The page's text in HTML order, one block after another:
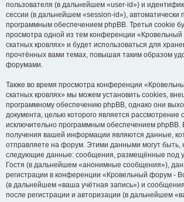
пользователя (в дальнейшем «user-id») и
сессии (в дальнейшем «session-id»), автоматически
программным обеспечением phpBB. Третья cookie
просмотра одной из тем конференции
скатных кровлях» и будет использоваться для
прочтённых вами темах, повышая таким образом
форумами.
Также во время просмотра конференции
скатных кровлях» мы можем установить cookies,
программному обеспечению phpBB, однако они
документа, целью которого является рассмотрение
исключительно программным обеспечением phpBB.
получения вашей информации являются данные,
отправляете на форум. Этими данными могут быть,
следующие данные: сообщения, размещённые под
Гостя (в дальнейшем «анонимные сообщения»),
регистрации в конференции «Кровельный форум -
(в дальнейшем «ваша учётная запись») и
после регистрации и авторизации (в дальнейшем